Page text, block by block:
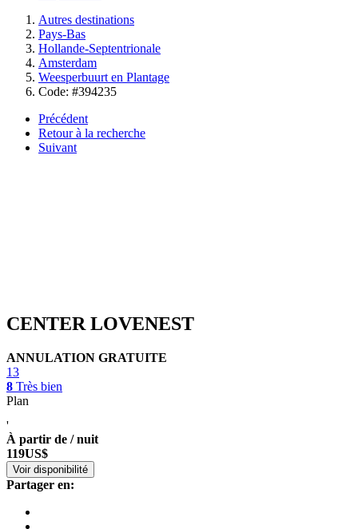
Autres destinations
Pays-Bas
Hollande-Septentrionale
Amsterdam
Weesperbuurt en Plantage
Code: #394235
Précédent
Retour à la recherche
Suivant
CENTER LOVENEST
ANNULATION GRATUITE
13
8 Très bien
Plan
'
À partir de / nuit
119US$
Voir disponibilité
Partager en: